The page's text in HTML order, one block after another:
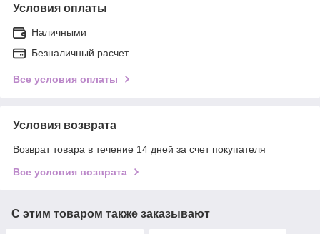
Условия оплаты
Наличными
Безналичный расчет
Все условия оплаты
Условия возврата
Возврат товара в течение 14 дней за счет покупателя
Все условия возврата
С этим товаром также заказывают